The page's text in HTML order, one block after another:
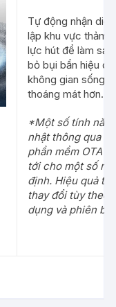
Tự động nhận
lập khu vực thảm,
lực hút để làm
bỏ bụi bẩn hiệu
không gian sống
thoáng mát hơn.*
*Một số tính
nhật thông qua
phần mềm OTA
tới cho một số
định. Hiệu quả
thay đổi tùy theo
dụng và phiên